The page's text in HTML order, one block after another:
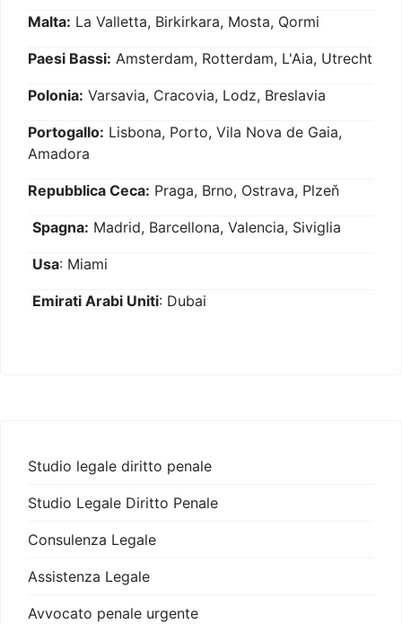
Malta: La Valletta, Birkirkara, Mosta, Qormi
Paesi Bassi: Amsterdam, Rotterdam, L'Aia, Utrecht
Polonia: Varsavia, Cracovia, Lodz, Breslavia
Portogallo: Lisbona, Porto, Vila Nova de Gaia,
Amadora
Repubblica Ceca: Praga, Brno, Ostrava, Plzeň
Spagna: Madrid, Barcellona, Valencia, Siviglia
Usa: Miami
Emirati Arabi Uniti: Dubai
Studio legale diritto penale
Studio Legale Diritto Penale
Consulenza Legale
Assistenza Legale
Avvocato penale urgente